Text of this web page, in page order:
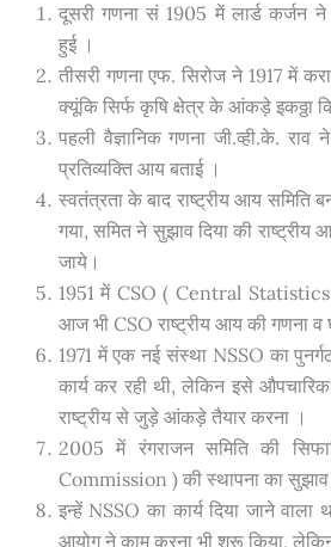
दूसरी गणना सं 1905 में लार्ड कर्जन
हुई ।
तीसरी गणना एफ. सिरोज ने 1917 में
क्यूंकि सिर्फ कृषि क्षेत्र के आंकड़े इकठ्ठा
पहली वैज्ञानिक गणना जी.व्ही.के.
प्रतिव्यक्ति आय बताई ।
स्वतंत्रता के बाद राष्ट्रीय आय समिति
गया, समित ने सुझाव दिया की
जाये।
1951 में CSO ( Central
आज भी CSO राष्ट्रीय आय की गणना व
1971 में एक नई संस्था NSSO का
कार्य कर रही थी, लेकिन इसे
राष्ट्रीय से जुड़े आंकड़े तैयार करना ।
2005 में रंगराजन समिति की
Commission ) की स्थापना का सुझाव
इन्हें NSSO का कार्य दिया जाने
आयोग ने काम करना भी शुरू किया,